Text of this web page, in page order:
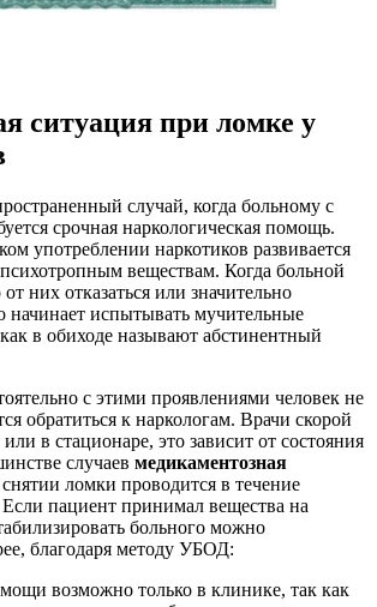
ситуация при ломке у
случай, когда больному с
срочная наркологическая помощь.
употреблении наркотиков развивается
психотропным веществам. Когда больной
них отказаться или значительно
начинает испытывать мучительные
в обиходе называют абстинентный
с этими проявлениями человек не
обратиться к наркологам. Врачи скорой
в стационаре, это зависит от состояния
случаев медикаментозная
ломки проводится в течение
Если пациент принимал вещества на
больного можно
благодаря методу УБОД:
возможно только в клинике, так как